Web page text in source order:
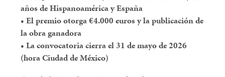
años de Hispanoamérica y España
• El premio otorga €4.000 euros y la publicación de
la obra ganadora
• La convocatoria cierra el 31 de mayo de 2026
(hora Ciudad de México)